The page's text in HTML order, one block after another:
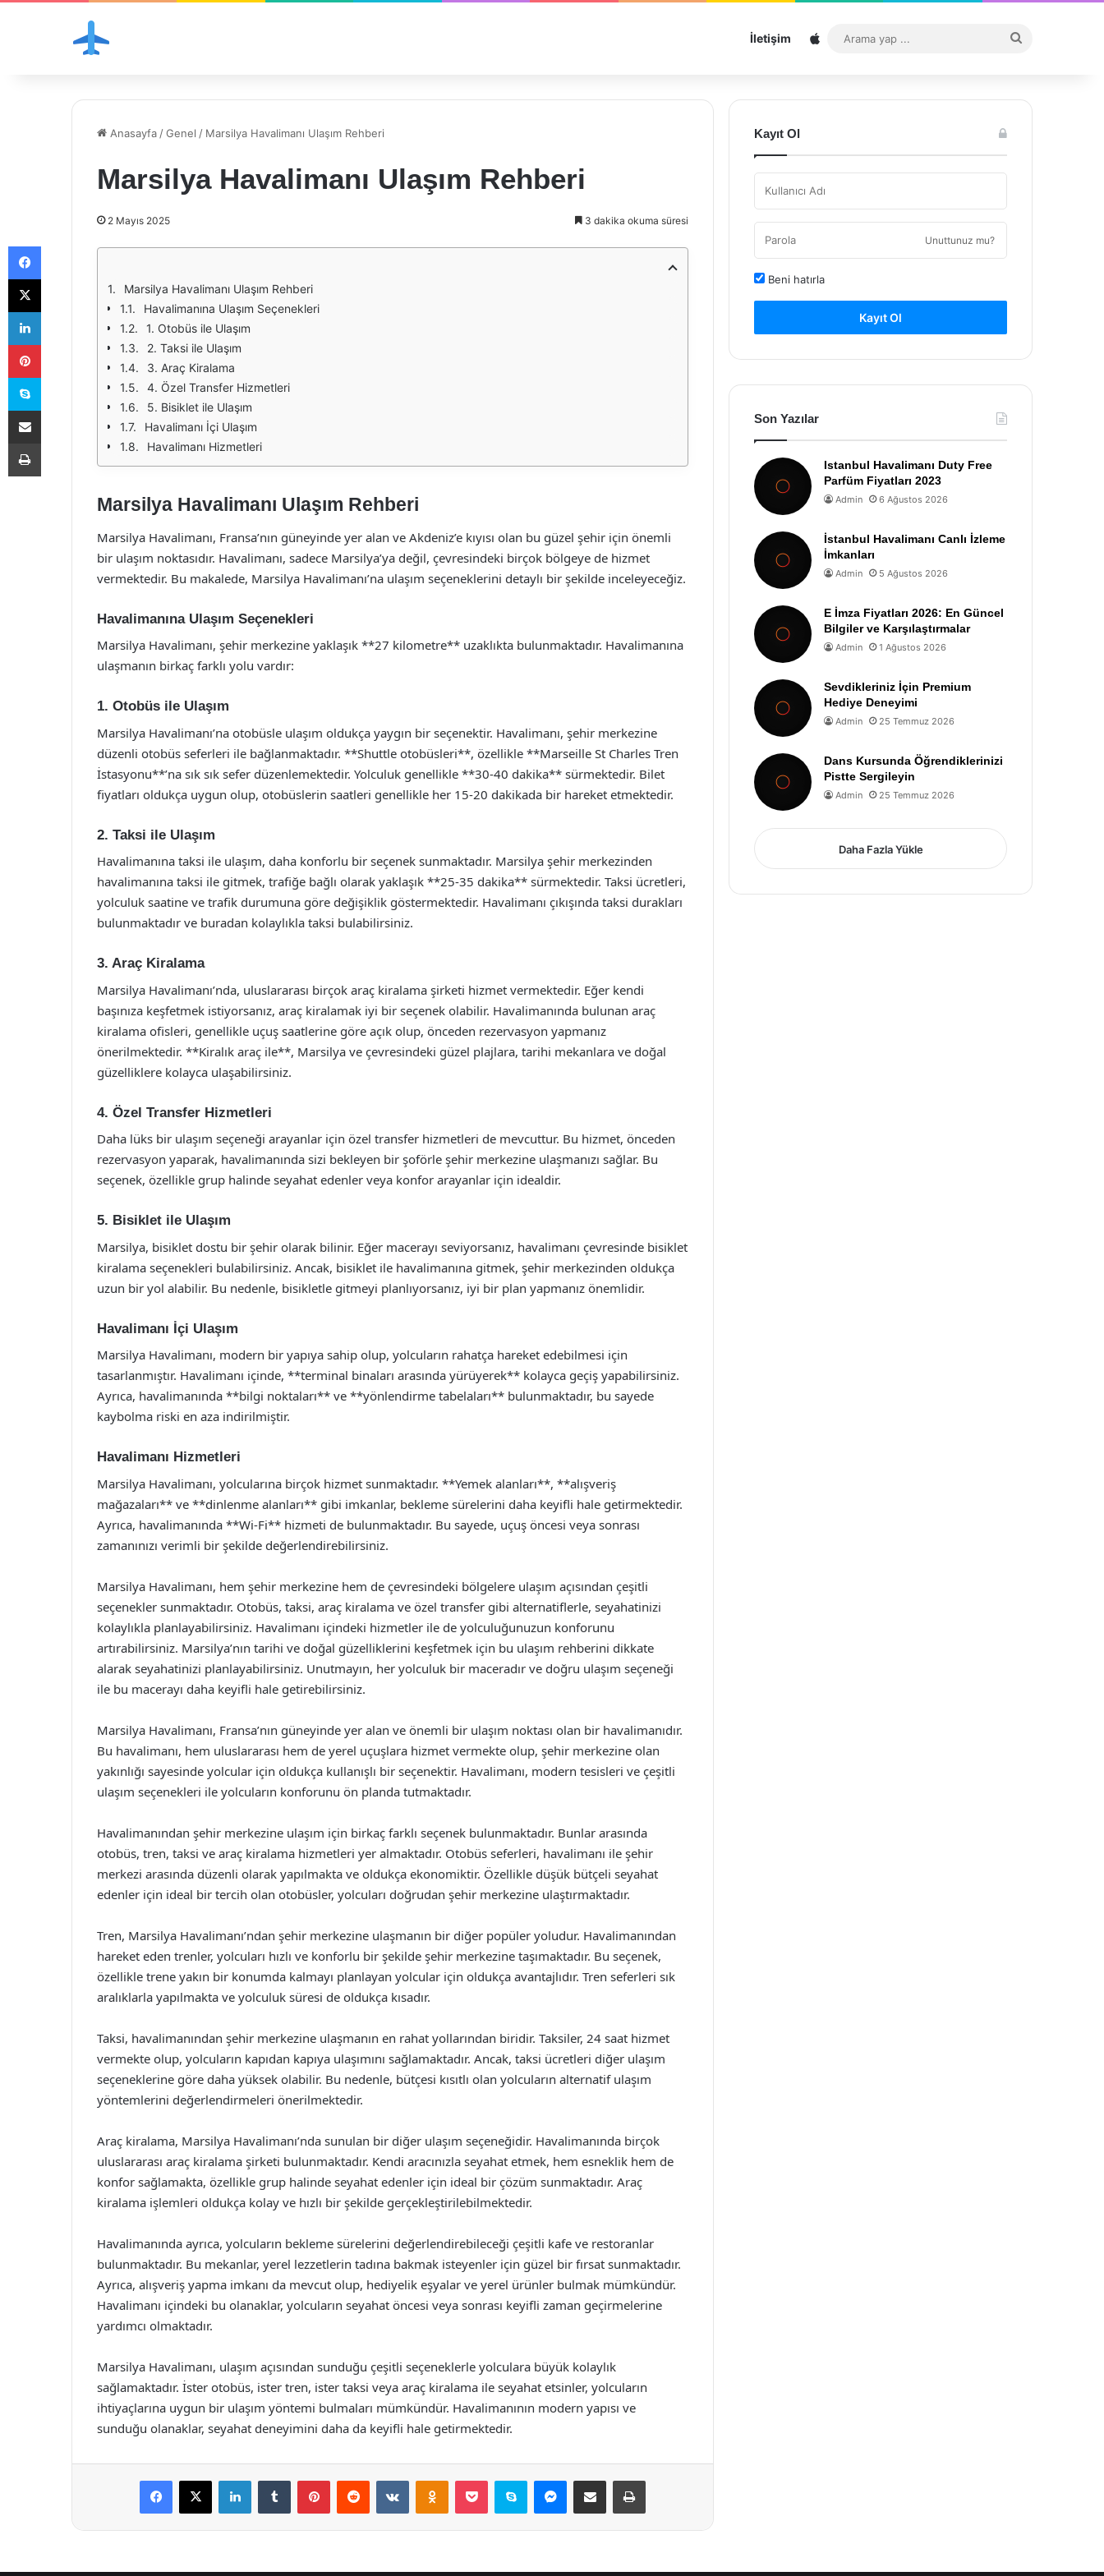
İletişim Sitemap
...
Anasayfa /Genel / Marsilya Havalimanı Ulaşım Rehberi
Marsilya Havalimanı Ulaşım Rehberi
2 Mayıs 2025 3 dakika okuma süresi
Marsilya Havalimanı Ulaşım Rehberi
Havalimanına Ulaşım Seçenekleri
1. Otobüs ile Ulaşım
2. Taksi ile Ulaşım
3. Araç Kiralama
4. Özel Transfer Hizmetleri
5. Bisiklet ile Ulaşım
Havalimanı İçi Ulaşım
Havalimanı Hizmetleri
Marsilya Havalimanı Ulaşım Rehberi
Marsilya Havalimanı, Fransa’nın güneyinde yer alan ve Akdeniz’e kıyısı olan bu güzel şehir için önemli
bir ulaşım noktasıdır. Havalimanı, sadece Marsilya’ya değil, çevresindeki birçok bölgeye de hizmet
vermektedir. Bu makalede, Marsilya Havalimanı’na ulaşım seçeneklerini detaylı bir şekilde inceleyeceğiz.
Havalimanına Ulaşım Seçenekleri
Marsilya Havalimanı, şehir merkezine yaklaşık **27 kilometre** uzaklıkta bulunmaktadır. Havalimanına
ulaşmanın birkaç farklı yolu vardır:
1. Otobüs ile Ulaşım
Marsilya Havalimanı’na otobüsle ulaşım oldukça yaygın bir seçenektir. Havalimanı, şehir merkezine
düzenli otobüs seferleri ile bağlanmaktadır. **Shuttle otobüsleri**, özellikle **Marseille St Charles Tren
İstasyonu**’na sık sık sefer düzenlemektedir. Yolculuk genellikle **30-40 dakika** sürmektedir. Bilet
fiyatları oldukça uygun olup, otobüslerin saatleri genellikle her 15-20 dakikada bir hareket etmektedir.
2. Taksi ile Ulaşım
Havalimanına taksi ile ulaşım, daha konforlu bir seçenek sunmaktadır. Marsilya şehir merkezinden
havalimanına taksi ile gitmek, trafiğe bağlı olarak yaklaşık **25-35 dakika** sürmektedir. Taksi ücretleri,
yolculuk saatine ve trafik durumuna göre değişiklik göstermektedir. Havalimanı çıkışında taksi durakları
bulunmaktadır ve buradan kolaylıkla taksi bulabilirsiniz.
3. Araç Kiralama
Marsilya Havalimanı’nda, uluslararası birçok araç kiralama şirketi hizmet vermektedir. Eğer kendi
başınıza keşfetmek istiyorsanız, araç kiralamak iyi bir seçenek olabilir. Havalimanında bulunan araç
kiralama ofisleri, genellikle uçuş saatlerine göre açık olup, önceden rezervasyon yapmanız
önerilmektedir. **Kiralık araç ile**, Marsilya ve çevresindeki güzel plajlara, tarihi mekanlara ve doğal
güzelliklere kolayca ulaşabilirsiniz.
4. Özel Transfer Hizmetleri
Daha lüks bir ulaşım seçeneği arayanlar için özel transfer hizmetleri de mevcuttur. Bu hizmet, önceden
rezervasyon yaparak, havalimanında sizi bekleyen bir şoförle şehir merkezine ulaşmanızı sağlar. Bu
seçenek, özellikle grup halinde seyahat edenler veya konfor arayanlar için idealdir.
5. Bisiklet ile Ulaşım
Marsilya, bisiklet dostu bir şehir olarak bilinir. Eğer macerayı seviyorsanız, havalimanı çevresinde bisiklet
kiralama seçenekleri bulabilirsiniz. Ancak, bisiklet ile havalimanına gitmek, şehir merkezinden oldukça
uzun bir yol alabilir. Bu nedenle, bisikletle gitmeyi planlıyorsanız, iyi bir plan yapmanız önemlidir.
Havalimanı İçi Ulaşım
Marsilya Havalimanı, modern bir yapıya sahip olup, yolcuların rahatça hareket edebilmesi için
tasarlanmıştır. Havalimanı içinde, **terminal binaları arasında yürüyerek** kolayca geçiş yapabilirsiniz.
Ayrıca, havalimanında **bilgi noktaları** ve **yönlendirme tabelaları** bulunmaktadır, bu sayede
kaybolma riski en aza indirilmiştir.
Havalimanı Hizmetleri
Marsilya Havalimanı, yolcularına birçok hizmet sunmaktadır. **Yemek alanları**, **alışveriş
mağazaları** ve **dinlenme alanları** gibi imkanlar, bekleme sürelerini daha keyifli hale getirmektedir.
Ayrıca, havalimanında **Wi-Fi** hizmeti de bulunmaktadır. Bu sayede, uçuş öncesi veya sonrası
zamanınızı verimli bir şekilde değerlendirebilirsiniz.
Marsilya Havalimanı, hem şehir merkezine hem de çevresindeki bölgelere ulaşım açısından çeşitli
seçenekler sunmaktadır. Otobüs, taksi, araç kiralama ve özel transfer gibi alternatiflerle, seyahatinizi
kolaylıkla planlayabilirsiniz. Havalimanı içindeki hizmetler ile de yolculuğunuzun konforunu
artırabilirsiniz. Marsilya’nın tarihi ve doğal güzelliklerini keşfetmek için bu ulaşım rehberini dikkate
alarak seyahatinizi planlayabilirsiniz. Unutmayın, her yolculuk bir maceradır ve doğru ulaşım seçeneği
ile bu macerayı daha keyifli hale getirebilirsiniz.
Marsilya Havalimanı, Fransa’nın güneyinde yer alan ve önemli bir ulaşım noktası olan bir havalimanıdır.
Bu havalimanı, hem uluslararası hem de yerel uçuşlara hizmet vermekte olup, şehir merkezine olan
yakınlığı sayesinde yolcular için oldukça kullanışlı bir seçenektir. Havalimanı, modern tesisleri ve çeşitli
ulaşım seçenekleri ile yolcuların konforunu ön planda tutmaktadır.
Havalimanından şehir merkezine ulaşım için birkaç farklı seçenek bulunmaktadır. Bunlar arasında
otobüs, tren, taksi ve araç kiralama hizmetleri yer almaktadır. Otobüs seferleri, havalimanı ile şehir
merkezi arasında düzenli olarak yapılmakta ve oldukça ekonomiktir. Özellikle düşük bütçeli seyahat
edenler için ideal bir tercih olan otobüsler, yolcuları doğrudan şehir merkezine ulaştırmaktadır.
Tren, Marsilya Havalimanı’ndan şehir merkezine ulaşmanın bir diğer popüler yoludur. Havalimanından
hareket eden trenler, yolcuları hızlı ve konforlu bir şekilde şehir merkezine taşımaktadır. Bu seçenek,
özellikle trene yakın bir konumda kalmayı planlayan yolcular için oldukça avantajlıdır. Tren seferleri sık
aralıklarla yapılmakta ve yolculuk süresi de oldukça kısadır.
Taksi, havalimanından şehir merkezine ulaşmanın en rahat yollarından biridir. Taksiler, 24 saat hizmet
vermekte olup, yolcuların kapıdan kapıya ulaşımını sağlamaktadır. Ancak, taksi ücretleri diğer ulaşım
seçeneklerine göre daha yüksek olabilir. Bu nedenle, bütçesi kısıtlı olan yolcuların alternatif ulaşım
yöntemlerini değerlendirmeleri önerilmektedir.
Araç kiralama, Marsilya Havalimanı’nda sunulan bir diğer ulaşım seçeneğidir. Havalimanında birçok
uluslararası araç kiralama şirketi bulunmaktadır. Kendi aracınızla seyahat etmek, hem esneklik hem de
konfor sağlamakta, özellikle grup halinde seyahat edenler için ideal bir çözüm sunmaktadır. Araç
kiralama işlemleri oldukça kolay ve hızlı bir şekilde gerçekleştirilebilmektedir.
Havalimanında ayrıca, yolcuların bekleme sürelerini değerlendirebileceği çeşitli kafe ve restoranlar
bulunmaktadır. Bu mekanlar, yerel lezzetlerin tadına bakmak isteyenler için güzel bir fırsat sunmaktadır.
Ayrıca, alışveriş yapma imkanı da mevcut olup, hediyelik eşyalar ve yerel ürünler bulmak mümkündür.
Havalimanı içindeki bu olanaklar, yolcuların seyahat öncesi veya sonrası keyifli zaman geçirmelerine
yardımcı olmaktadır.
Marsilya Havalimanı, ulaşım açısından sunduğu çeşitli seçeneklerle yolculara büyük kolaylık
sağlamaktadır. İster otobüs, ister tren, ister taksi veya araç kiralama ile seyahat etsinler, yolcuların
ihtiyaçlarına uygun bir ulaşım yöntemi bulmaları mümkündür. Havalimanının modern yapısı ve
sunduğu olanaklar, seyahat deneyimini daha da keyifli hale getirmektedir.
Facebook
X LinkedInTumblr PinterestReddit VKontakteOdnoklassniki
Pocket Skype Messenger
E-Posta ile paylaş Yazdır
Kayıt Ol
Unuttunuz mu?
Beni hatırla
Kayıt Ol
Son Yazılar
Istanbul Havalimanı Duty Free
Parfüm Fiyatları 2023
Admin 6 Ağustos 2026
İstanbul Havalimanı Canlı İzleme
İmkanları
Admin 5 Ağustos 2026
E İmza Fiyatları 2026: En Güncel
Bilgiler ve Karşılaştırmalar
Admin 1 Ağustos 2026
Sevdikleriniz İçin Premium
Hediye Deneyimi
Admin 25 Temmuz 2026
Dans Kursunda Öğrendiklerinizi
Pistte Sergileyin
Admin 25 Temmuz 2026
Daha Fazla Yükle
Facebook
X
LinkedIn
Pinterest
Skype
E-Posta ile paylaş